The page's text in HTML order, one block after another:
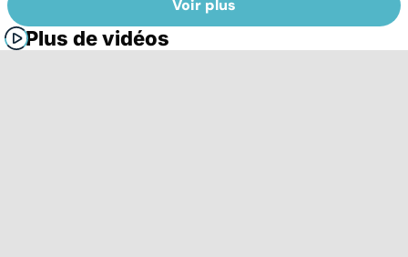
Voir plus
Plus de vidéos